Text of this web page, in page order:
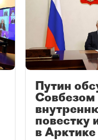
Путин
Совбезом
повестку
в Арктике